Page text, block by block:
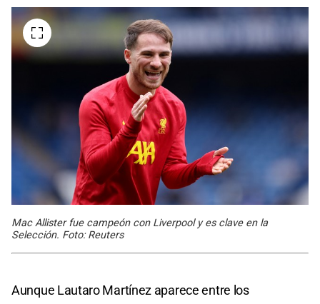
Mac Allister fue campeón con Liverpool y es clave en la
Selección. Foto: Reuters
Aunque Lautaro Martínez aparece entre los